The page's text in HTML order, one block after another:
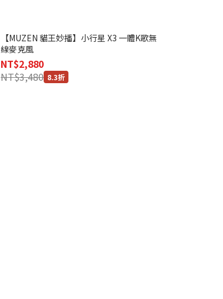
【MUZEN 貓王妙播】小行星 X3 一體K歌無
線麥克風
NT$2,880
NT$3,480 8.3折